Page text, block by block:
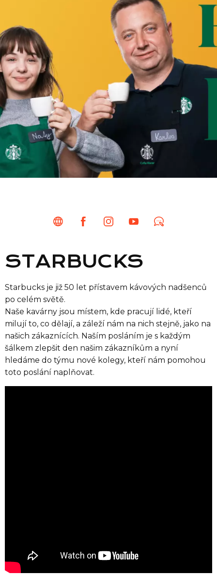
STARBUCKS
Starbucks je již 50 let přístavem kávových nadšenců
po celém světě.
Naše kavárny jsou místem, kde pracují lidé, kteří
milují to, co dělají, a záleží nám na nich stejně, jako na
našich zákaznících. Naším posláním je s každým
šálkem zlepšit den našim zákazníkům a nyní
hledáme do týmu nové kolegy, kteří nám pomohou
toto poslání naplňovat.